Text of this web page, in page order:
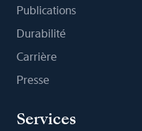
Publications
Durabilité
Carrière
Presse
Services